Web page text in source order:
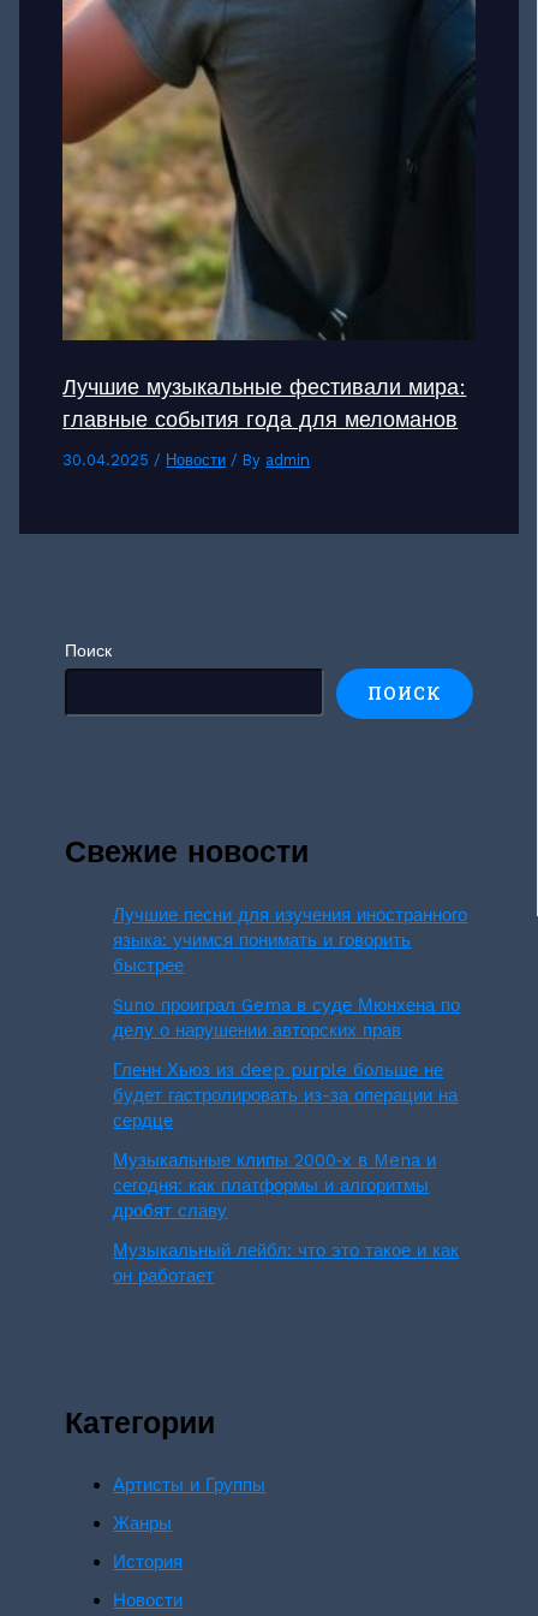
Лучшие музыкальные фестивали мира:
главные события года для меломанов
30.04.2025/ Новости / By admin
Поиск
ПОИСК
Свежие новости
Лучшие песни для изучения иностранного
языка: учимся понимать и говорить
быстрее
Suno проиграл Gema в суде Мюнхена по
делу о нарушении авторских прав
Гленн Хьюз из deep purple больше не
будет гастролировать из-за операции на
сердце
Музыкальные клипы 2000‑х в Mena и
сегодня: как платформы и алгоритмы
дробят славу
Музыкальный лейбл: что это такое и как
он работает
Категории
Артисты и Группы
Жанры
История
Новости